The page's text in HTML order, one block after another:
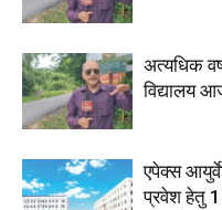
अत्यधिक
विद्यालय
एपेक्स
प्रवेश हेतु